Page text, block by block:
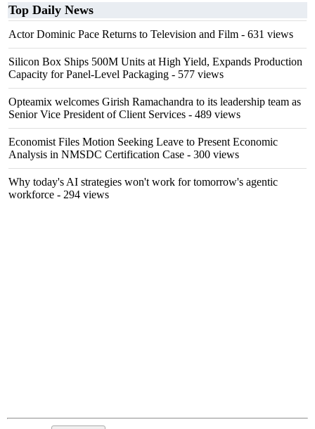
Top Daily News
Actor Dominic Pace Returns to Television and Film - 631 views
Silicon Box Ships 500M Units at High Yield, Expands Production
Capacity for Panel-Level Packaging - 577 views
Opteamix welcomes Girish Ramachandra to its leadership team as
Senior Vice President of Client Services - 489 views
Economist Files Motion Seeking Leave to Present Economic
Analysis in NMSDC Certification Case - 300 views
Why today's AI strategies won't work for tomorrow's agentic
workforce - 294 views